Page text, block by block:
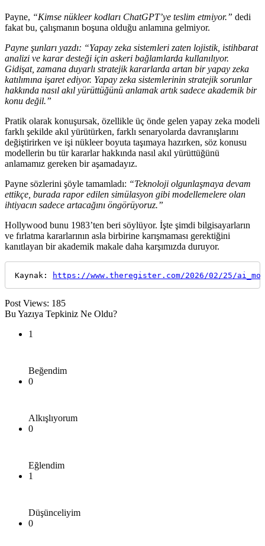
Payne, “Kimse nükleer kodları ChatGPT’ye teslim etmiyor.” dedi
fakat bu, çalışmanın boşuna olduğu anlamına gelmiyor.
Payne şunları yazdı: “Yapay zeka sistemleri zaten lojistik, istihbarat
analizi ve karar desteği için askeri bağlamlarda kullanılıyor.
Gidişat, zamana duyarlı stratejik kararlarda artan bir yapay zeka
katılımına işaret ediyor. Yapay zeka sistemlerinin stratejik sorunlar
hakkında nasıl akıl yürüttüğünü anlamak artık sadece akademik bir
konu değil.”
Pratik olarak konuşursak, özellikle üç önde gelen yapay zeka modeli
farklı şekilde akıl yürütürken, farklı senaryolarda davranışlarını
değiştirirken ve işi nükleer boyuta taşımaya hazırken, söz konusu
modellerin bu tür kararlar hakkında nasıl akıl yürüttüğünü
anlamamız gereken bir aşamadayız.
Payne sözlerini şöyle tamamladı: “Teknoloji olgunlaşmaya devam
ettikçe, burada rapor edilen simülasyon gibi modellemelere olan
ihtiyacın sadece artacağını öngörüyoruz.”
Hollywood bunu 1983’ten beri söylüyor. İşte şimdi bilgisayarların
ve fırlatma kararlarının asla birbirine karışmaması gerektiğini
kanıtlayan bir akademik makale daha karşımızda duruyor.
Kaynak: https://www.theregister.com/2026/02/25/
Post Views: 185
Bu Yazıya Tepkiniz Ne Oldu?
1
Beğendim
0
Alkışlıyorum
0
Eğlendim
1
Düşünceliyim
0